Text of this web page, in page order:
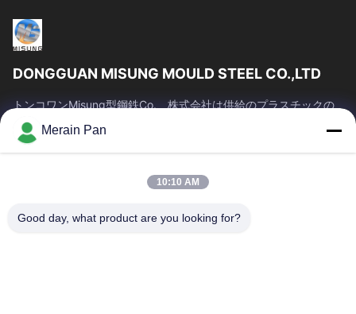
DONGGUAN MISUNG MOULD STEEL CO.,LTD
トンコワンMisung型鋼鉄Co.、株式会社は供給のプラスチックの
一流の会社死ぬ鋼鉄、熱い仕事の鋼鉄、冷たい仕事の鋼鉄、合金
の構造スチールである
クイックリンク
プロダクト
VRショー
私達について
Merain Pan
10:10 AM
Good day, what product are you looking for?